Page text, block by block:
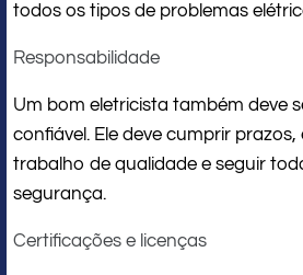
todos os tipos de problemas
Responsabilidade
Um bom eletricista também deve
confiável. Ele deve cumprir
trabalho de qualidade e seguir
segurança.
Certificações e licenças